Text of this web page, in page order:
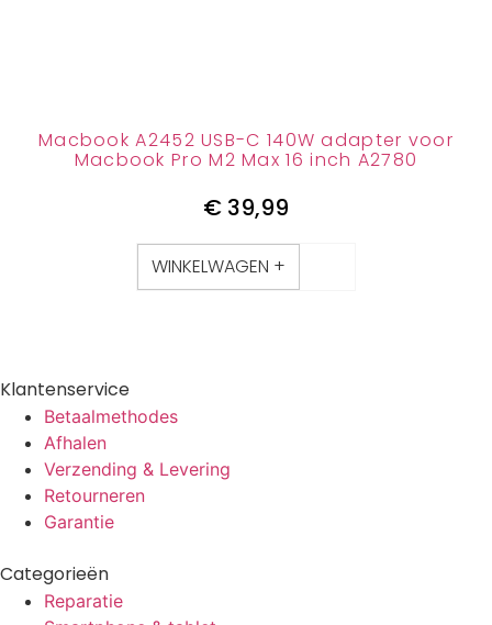
Macbook A2452 USB-C 140W adapter voor
Macbook Pro M2 Max 16 inch A2780
€ 39,99
WINKELWAGEN +
Klantenservice
Betaalmethodes
Afhalen
Verzending & Levering
Retourneren
Garantie
Categorieën
Reparatie